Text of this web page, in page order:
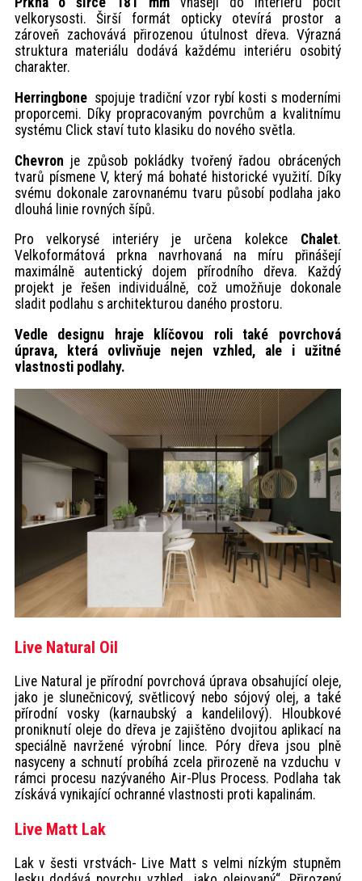
velkorysosti. Širší formát opticky otevírá prostor a
zároveň zachovává přirozenou útulnost dřeva. Výrazná
struktura materiálu dodává každému interiéru osobitý
charakter.
Herringbonespojuje tradiční vzor rybí kosti s moderními
proporcemi. Díky propracovaným povrchům a kvalitnímu
systému Click staví tuto klasiku do nového světla.
Chevron je způsob pokládky tvořený řadou obrácených
tvarů písmene V, který má bohaté historické využití. Díky
svému dokonale zarovnanému tvaru působí podlaha jako
dlouhá linie rovných šípů.
Pro velkorysé interiéry je určena kolekce Chalet.
Velkoformátová prkna navrhovaná na míru přinášejí
maximálně autentický dojem přírodního dřeva. Každý
projekt je řešen individuálně, což umožňuje dokonale
sladit podlahu s architekturou daného prostoru.
Vedle designu hraje klíčovou roli také povrchová
úprava, která ovlivňuje nejen vzhled, ale i užitné
vlastnosti podlahy.
Live Natural Oil
Live Natural je přírodní povrchová úprava obsahující oleje,
jako je slunečnicový, světlicový nebo sójový olej, a také
přírodní vosky (karnaubský a kandelilový). Hloubkové
proniknutí oleje do dřeva je zajištěno dvojitou aplikací na
speciálně navržené výrobní lince. Póry dřeva jsou plně
nasyceny a schnutí probíhá zcela přirozeně na vzduchu v
rámci procesu nazývaného Air-Plus Process. Podlaha tak
získává vynikající ochranné vlastnosti proti kapalinám.
Live Matt Lak
Lak v šesti vrstvách- Live Matt s velmi nízkým stupněm